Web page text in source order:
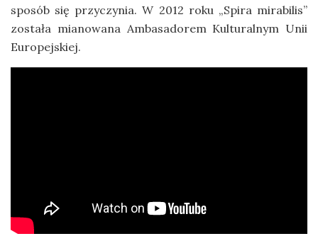
sposób się przyczynia. W 2012 roku „Spira mirabilis”
została mianowana Ambasadorem Kulturalnym Unii
Europejskiej.